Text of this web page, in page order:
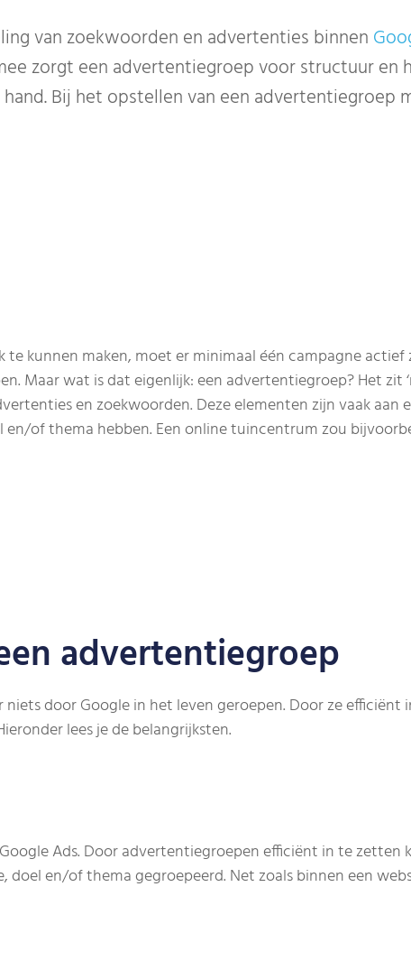
van zoekwoorden en advertenties binnen
zorgt een advertentiegroep voor structuur en
Bij het opstellen van een advertentiegroep
te kunnen maken, moet er minimaal één campagne actief
Maar wat is dat eigenlijk: een advertentiegroep? Het zit
en zoekwoorden. Deze elementen zijn vaak aan
of thema hebben. Een online tuincentrum zou
advertentiegroep
door Google in het leven geroepen. Door ze efficiënt
lees je de belangrijksten.
Ads. Door advertentiegroepen efficiënt in te zetten
doel en/of thema gegroepeerd. Net zoals binnen een